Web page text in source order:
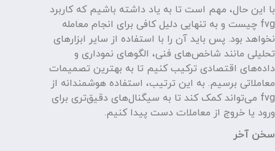
با این حال، مهم است تا به یاد داشته باشیم که کاربرد
fvg چیست و به تنهایی دلیل کافی برای انجام معامله
نخواهد بود. پس باید آن را با استفاده از سایر ابزارهای
تحلیلی مانند شاخص‌های فنی، الگوهای نموداری و
داده‌های اقتصادی ترکیب کنیم تا به بهترین تصمیمات
معاملاتی برسیم. به این ترتیب، استفاده هوشمندانه از
fvg می‌تواند کمک کند تا به سیگنال‌های دقیق‌تری برای
ورود یا خروج از معاملات دست پیدا کنیم.
سخن آخر